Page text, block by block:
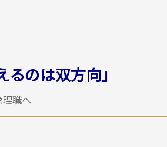
るのは双方向」
職へ